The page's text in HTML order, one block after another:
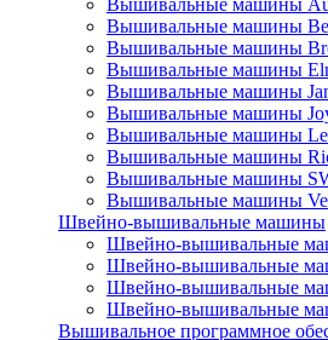
Вышивальные машины
Вышивальные машины
Вышивальные машины
Вышивальные машины
Вышивальные машины
Вышивальные машины
Вышивальные машины
Вышивальные машины
Вышивальные машины
Вышивальные машины
Швейно-вышивальные машины
Швейно-вышивальные
Швейно-вышивальные
Швейно-вышивальные
Швейно-вышивальные
Вышивальное программное